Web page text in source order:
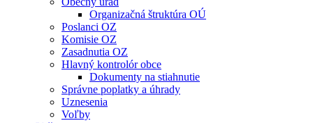
Organizačná štruktúra OÚ
Poslanci OZ
Komisie OZ
Zasadnutia OZ
Hlavný kontrolór obce
Dokumenty na stiahnutie
Správne poplatky a úhrady
Uznesenia
Voľby